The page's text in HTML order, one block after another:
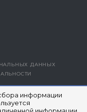
информации
ДАННЫХ